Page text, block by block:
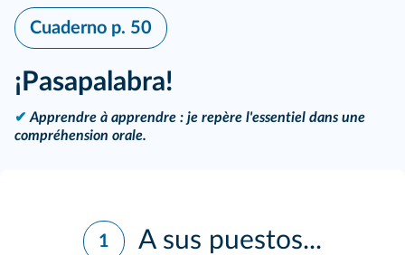
Cuaderno p. 50
¡Pasapalabra!
✔ Apprendre à apprendre : je repère l'essentiel dans une
compréhension orale.
1 A sus puestos...